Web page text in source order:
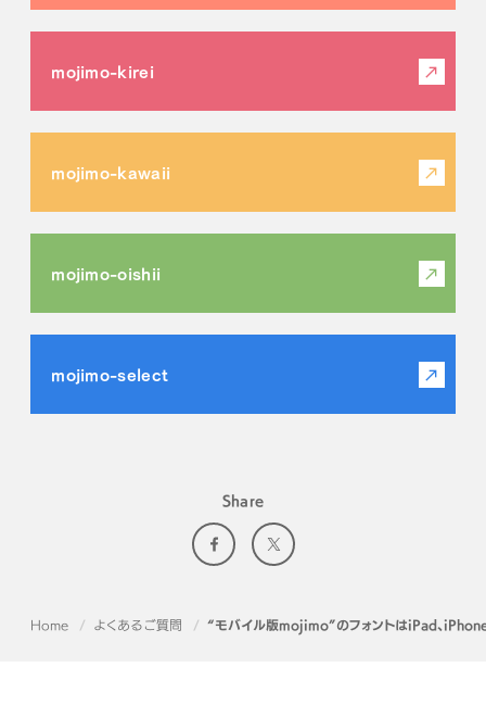
mojimo-kirei
mojimo-kawaii
mojimo-oishii
mojimo-select
Share
Home よくあるご質問 “モバイル版mojimo”のフォントはiPad、